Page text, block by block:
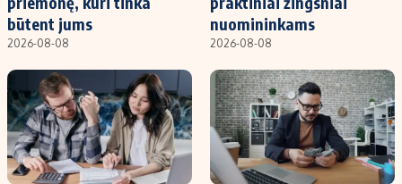
būtent jums
2026-08-08
nuomininkams
2026-08-08